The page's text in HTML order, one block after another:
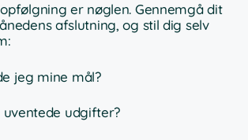
er nøglen. Gennemgå dit
afslutning, og stil dig selv
jeg mine mål?
uventede udgifter?